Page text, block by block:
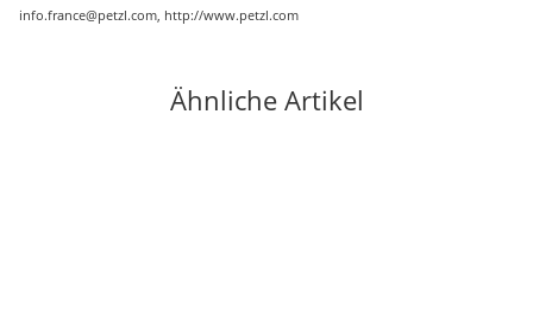
info.france@petzl.com, http://www.petzl.com
Ähnliche Artikel